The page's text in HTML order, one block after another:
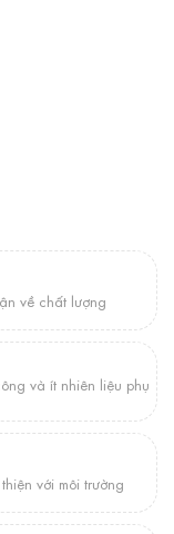
về chất lượng
và ít nhiên liệu phụ
với môi trường